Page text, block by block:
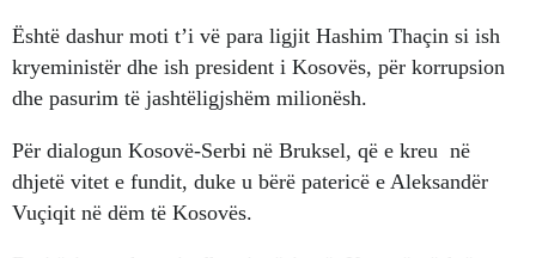
Është dashur moti t’i vë para ligjit Hashim Thaçin si ish
kryeministër dhe ish president i Kosovës, për korrupsion
dhe pasurim të jashtëligjshëm milionësh.
Për dialogun Kosovë-Serbi në Bruksel, që e kreu në
dhjetë vitet e fundit, duke u bërë patericë e Aleksandër
Vuçiqit në dëm të Kosovës.